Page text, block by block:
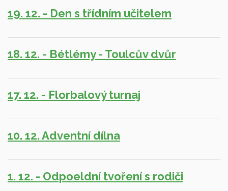
19. 12. - Den s třídním učitelem
18. 12. - Bétlémy - Toulcův dvůr
17. 12. - Florbalový turnaj
10. 12. Adventní dílna
1. 12. - Odpoeldní tvoření s rodiči